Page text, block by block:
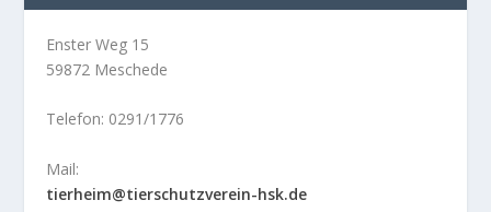
Enster Weg 15
59872 Meschede
Telefon: 0291/1776
Mail:
tierheim@tierschutzverein-hsk.de